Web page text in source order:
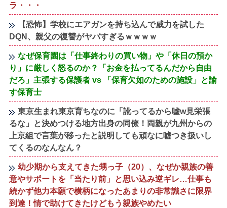
ラ・・・
【恐怖】学校にエアガンを持ち込んで威力を試した
DQN、親父の復讐がヤバすぎるｗｗｗｗ
なぜ保育園は「仕事終わりの買い物」や「休日の預か
り」に厳しく怒るのか？「お金を払ってるんだから自由
だろ」主張する保護者 vs 「保育欠如のための施設」と諭
す保育士
東京生まれ東京育ちなのに「訛ってるから嘘w見栄張
るな」と決めつける地方出身の同僚！両親が九州からの
上京組で言葉が移ったと説明しても頑なに嘘つき扱いし
てくるのなんなん？
幼少期から支えてきた甥っ子（20）、なぜか親族の善
意やサポートを「当たり前」と思い込み逆ギレ…仕事も
続かず他力本願で横柄になったあまりの非常識さに限界
到達！情で助けてきたけどもう親族やめたい